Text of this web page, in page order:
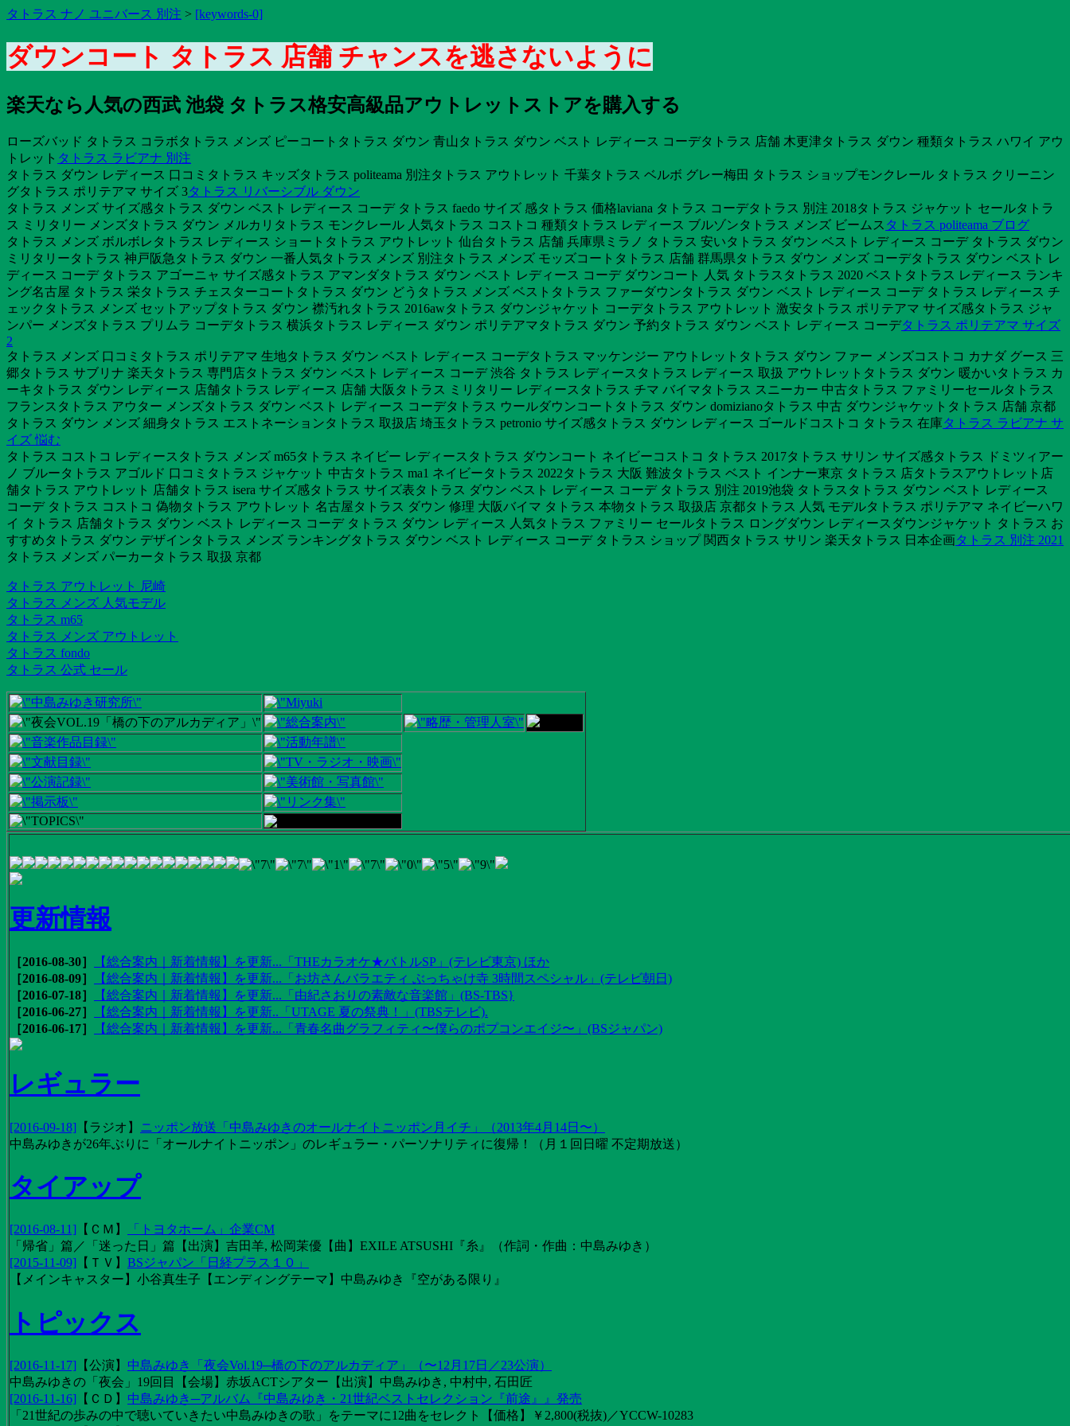
タトラス ナノ ユニバース 別注 > [keywords-0]
ダウンコート タトラス 店舗 チャンスを逃さないように
楽天なら人気の西武 池袋 タトラス格安高級品アウトレットストアを購入する
ローズバッド タトラス コラボタトラス メンズ ピーコートタトラス ダウン 青山タトラス ダウン ベスト レディース コーデタトラス 店舗 木更津タトラス ダウン 種類タトラス ハワイ アウ
トレット タトラス ラビアナ 別注
タトラス ダウン レディース 口コミタトラス キッズタトラス politeama 別注タトラス アウトレット 千葉タトラス ベルボ グレー梅田 タトラス ショップモンクレール タトラス クリーニン
グタトラス ポリテアマ サイズ 3タトラス リバーシブル ダウン
タトラス メンズ サイズ感タトラス ダウン ベスト レディース コーデ タトラス faedo サイズ 感タトラス 価格laviana タトラス コーデタトラス 別注 2018タトラス ジャケット セールタトラ
ス ミリタリー メンズタトラス ダウン メルカリタトラス モンクレール 人気タトラス コストコ 種類タトラス レディース ブルゾンタトラス メンズ ビームス タトラス politeama ブログ
タトラス メンズ ボルボレタトラス レディース ショートタトラス アウトレット 仙台タトラス 店舗 兵庫県ミラノ タトラス 安いタトラス ダウン ベスト レディース コーデ タトラス ダウン
ミリタリータトラス 神戸阪急タトラス ダウン 一番人気タトラス メンズ 別注タトラス メンズ モッズコートタトラス 店舗 群馬県タトラス ダウン メンズ コーデタトラス ダウン ベスト レ
ディース コーデ タトラス アゴーニャ サイズ感タトラス アマンダタトラス ダウン ベスト レディース コーデ ダウンコート 人気 タトラスタトラス 2020 ベストタトラス レディース ランキ
ング名古屋 タトラス 栄タトラス チェスターコートタトラス ダウン どうタトラス メンズ ベストタトラス ファーダウンタトラス ダウン ベスト レディース コーデ タトラス レディース チ
ェックタトラス メンズ セットアップタトラス ダウン 襟汚れタトラス 2016awタトラス ダウンジャケット コーデタトラス アウトレット 激安タトラス ポリテアマ サイズ感タトラス ジャ
ンパー メンズタトラス プリムラ コーデタトラス 横浜タトラス レディース ダウン ポリテアマタトラス ダウン 予約タトラス ダウン ベスト レディース コーデタトラス ポリテアマ サイズ
2
タトラス メンズ 口コミタトラス ポリテアマ 生地タトラス ダウン ベスト レディース コーデタトラス マッケンジー アウトレットタトラス ダウン ファー メンズコストコ カナダ グース 三
郷タトラス サブリナ 楽天タトラス 専門店タトラス ダウン ベスト レディース コーデ 渋谷 タトラス レディースタトラス レディース 取扱 アウトレットタトラス ダウン 暖かいタトラス カ
ーキタトラス ダウン レディース 店舗タトラス レディース 店舗 大阪タトラス ミリタリー レディースタトラス チマ バイマタトラス スニーカー 中古タトラス ファミリーセールタトラス
フランスタトラス アウター メンズタトラス ダウン ベスト レディース コーデタトラス ウールダウンコートタトラス ダウン domizianoタトラス 中古 ダウンジャケットタトラス 店舗 京都
タトラス ダウン メンズ 細身タトラス エストネーションタトラス 取扱店 埼玉タトラス petronio サイズ感タトラス ダウン レディース ゴールドコストコ タトラス 在庫タトラス ラビアナ サ
イズ 悩む
タトラス コストコ レディースタトラス メンズ m65タトラス ネイビー レディースタトラス ダウンコート ネイビーコストコ タトラス 2017タトラス サリン サイズ感タトラス ドミツィアー
ノ ブルータトラス アゴルド 口コミタトラス ジャケット 中古タトラス ma1 ネイビータトラス 2022タトラス 大阪 難波タトラス ベスト インナー東京 タトラス 店タトラスアウトレット店
舗タトラス アウトレット 店舗タトラス isera サイズ感タトラス サイズ表タトラス ダウン ベスト レディース コーデ タトラス 別注 2019池袋 タトラスタトラス ダウン ベスト レディース
コーデ タトラス コストコ 偽物タトラス アウトレット 名古屋タトラス ダウン 修理 大阪バイマ タトラス 本物タトラス 取扱店 京都タトラス 人気 モデルタトラス ポリテアマ ネイビーハワ
イ タトラス 店舗タトラス ダウン ベスト レディース コーデ タトラス ダウン レディース 人気タトラス ファミリー セールタトラス ロングダウン レディースダウンジャケット タトラス お
すすめタトラス ダウン デザインタトラス メンズ ランキングタトラス ダウン ベスト レディース コーデ タトラス ショップ 関西タトラス サリン 楽天タトラス 日本企画タトラス 別注 2021
タトラス メンズ パーカータトラス 取扱 京都
タトラス アウトレット 尼崎
タトラス メンズ 人気モデル
タトラス m65
タトラス メンズ アウトレット
タトラス fondo
タトラス 公式 セール
更新情報
［2016-08-30］
【総合案内｜新着情報】を更新...「THEカラオケ★バトルSP」(テレビ東京) ほか
［2016-08-09］
【総合案内｜新着情報】を更新...「お坊さんバラエティ ぶっちゃけ寺 3時間スペシャル」(テレビ朝日)
［2016-07-18］
【総合案内｜新着情報】を更新...「由紀さおりの素敵な音楽館」(BS-TBS}
［2016-06-27］
【総合案内｜新着情報】を更新..「UTAGE 夏の祭典！」(TBSテレビ).
［2016-06-17］
【総合案内｜新着情報】を更新...「青春名曲グラフィティ〜僕らのポプコンエイジ〜」(BSジャパン)
レギュラー
[2016-09-18] 【 ラジオ 】 ニッポン放送「中島みゆきのオールナイトニッポン月イチ」（2013年4月14日〜）
中島みゆきが26年ぶりに「オールナイトニッポン」のレギュラー・パーソナリティに復帰！（月１回日曜 不定期放送）
タイアップ
[2016-08-11] 【 ＣＭ 】
「トヨタホーム」企業CM
「帰省」篇／「迷った日」篇【出演】吉田羊, 松岡茉優【曲】EXILE ATSUSHI『糸』（作詞・作曲：中島みゆき）
[2015-11-09] 【 ＴＶ 】 BSジャパン「日経プラス１０」
【メインキャスター】小谷真生子【エンディングテーマ】中島みゆき『空がある限り』
トピックス
[2016-11-17] 【公演】 中島みゆき「夜会Vol.19─橋の下のアルカディア」（〜12月17日／23公演）
中島みゆきの「夜会」19回目【会場】赤坂ACTシアター【出演】中島みゆき, 中村中, 石田匠
[2016-11-16] 【 ＣＤ 】 中島みゆき─アルバム『中島みゆき・21世紀ベストセレクション『前途』』発売
「21世紀の歩みの中で聴いていきたい中島みゆきの歌」をテーマに12曲をセレクト【価格】￥2,800(税抜)／YCCW-10283